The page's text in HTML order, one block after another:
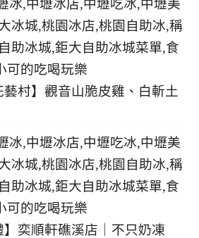
村】觀音山脆皮雞、白斬土
】奕順軒礁溪店｜不只奶凍